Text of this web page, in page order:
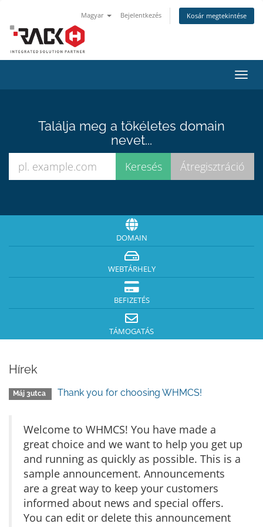
Magyar Bejelentkezés Kosár megtekintése
a
Találja meg a tökéletes domain
nevet...
DOMAIN
WEBTÁRHELY
BEFIZETÉS
TÁMOGATÁS
Hírek
Máj 3utca Thank you for choosing WHMCS!
Welcome to WHMCS! You have made a
great choice and we want to help you get up
and running as quickly as possible. This is a
sample announcement. Announcements
are a great way to keep your customers
informed about news and special offers.
You can edit or delete this announcement